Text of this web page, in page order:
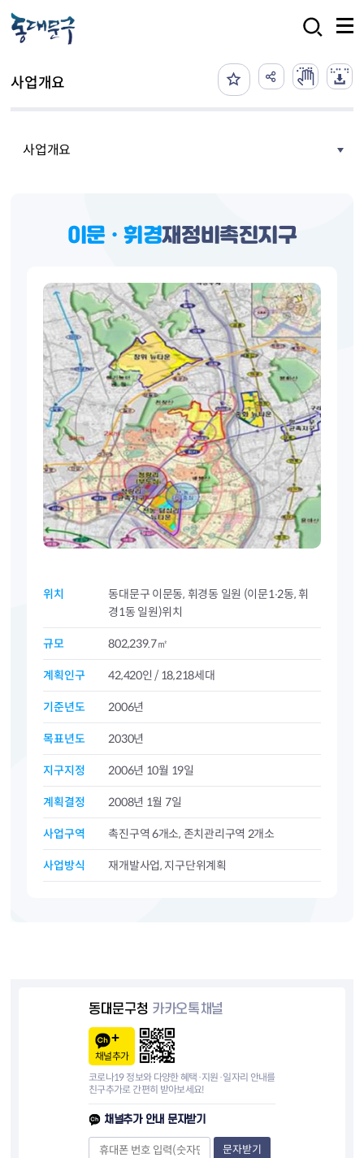
사업개요
사업개요
이문•휘경재정비촉진지구
위치
동대문구 이문동, 휘경동 일원 (이문1∙2동, 휘
경1동 일원)위치
규모 802,239.7㎡
계획인구 42,420인 / 18,218세대
기준년도 2006년
목표년도 2030년
지구지정 2006년 10월 19일
계획결정 2008년 1월 7일
사업구역 촉진구역 6개소, 존치관리구역 2개소
사업방식 재개발사업, 지구단위계획
동대문구청 카카오톡채널
채널추가
코로나19 정보와 다양한 혜택·지원·일자리 안내를
친구추가로 간편히 받아보세요!
채널추가 안내 문자받기
문자받기